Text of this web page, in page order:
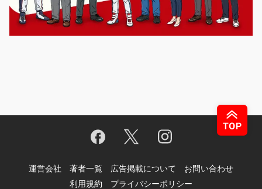
運営会社 著者一覧 広告掲載について
お問い合わせ
利用規約
プライバシーポリシー